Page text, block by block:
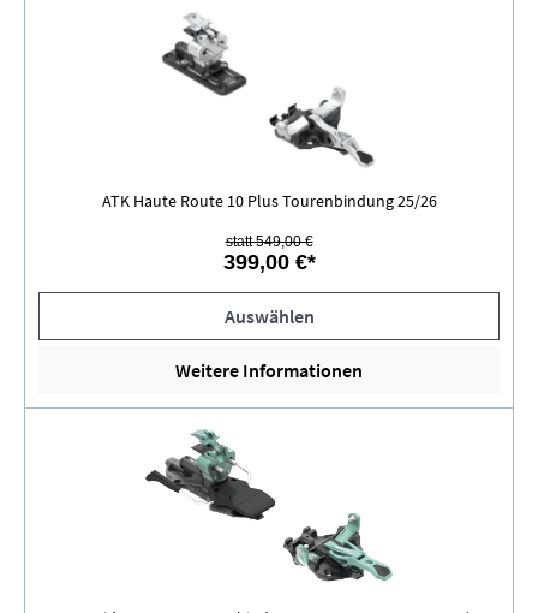
ATK Haute Route 10 Plus Tourenbindung 25/26
statt 549,00 €
399,00 €*
Auswählen
Weitere Informationen